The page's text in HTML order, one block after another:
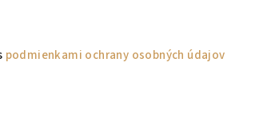
podmienkami ochrany osobných údajov